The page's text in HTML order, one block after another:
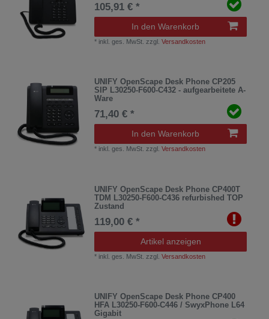
105,91 € *
In den Warenkorb
* inkl. ges. MwSt. zzgl.Versandkosten
UNIFY OpenScape Desk Phone CP205
SIP L30250-F600-C432 - aufgearbeitete A-
Ware
71,40 € *
In den Warenkorb
* inkl. ges. MwSt. zzgl.Versandkosten
UNIFY OpenScape Desk Phone CP400T
TDM L30250-F600-C436 refurbished TOP
Zustand
119,00 € *
Artikel anzeigen
* inkl. ges. MwSt. zzgl.Versandkosten
UNIFY OpenScape Desk Phone CP400
HFA L30250-F600-C446 / SwyxPhone L64
Gigabit